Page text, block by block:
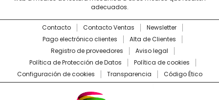
adecuados.
Contacto Contacto Ventas
Newsletter
Pago electrónico clientes
Alta de Clientes
Registro de proveedores
Aviso legal
Política de Protección de Datos
Política de cookies
Configuración de cookies
Transparencia Código Ético